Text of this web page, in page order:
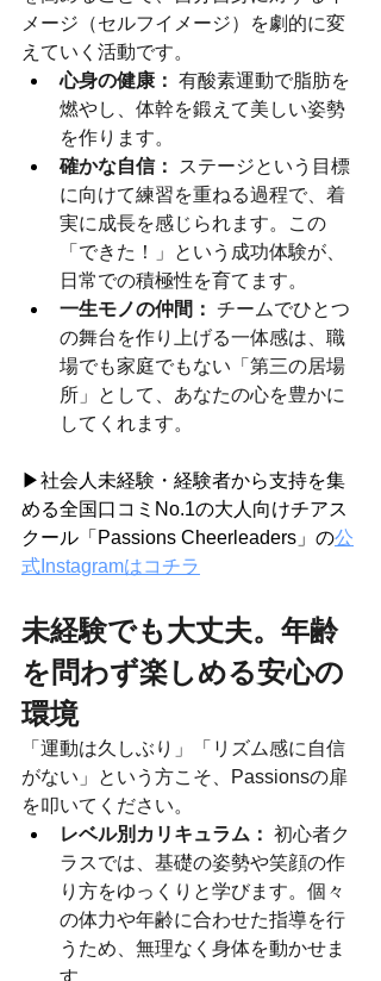
メージ（セルフイメージ）を劇的に変
えていく活動です。
心身の健康： 有酸素運動で脂肪を
燃やし、体幹を鍛えて美しい姿勢
を作ります。
確かな自信：
ステージという目標
に向けて練習を重ねる過程で、着
実に成長を感じられます。この
「できた！」という成功体験が、
日常での積極性を育てます。
一生モノの仲間： チームでひとつ
の舞台を作り上げる一体感は、職
場でも家庭でもない「第三の居場
所」として、あなたの心を豊かに
してくれます。
▶社会人未経験・経験者から支持を集
める全国口コミNo.1の大人向けチアス
クール「Passions Cheerleaders」の公
式Instagramはコチラ
未経験でも大丈夫。年齢
を問わず楽しめる安心の
環境
「運動は久しぶり」「リズム感に自信
がない」という方こそ、Passionsの扉
を叩いてください。
レベル別カリキュラム： 初心者ク
ラスでは、基礎の姿勢や笑顔の作
り方をゆっくりと学びます。個々
の体力や年齢に合わせた指導を行
うため、無理なく身体を動かせま
す。